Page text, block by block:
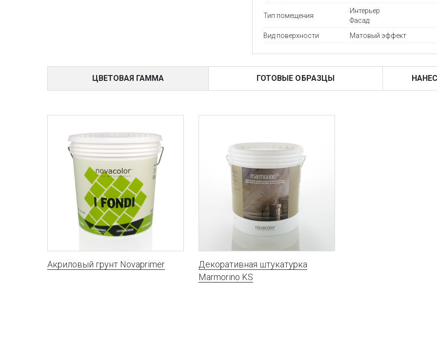
Тип помещения
Интерьер
Фасад
Вид поверхности
Матовый эффект
ЦВЕТОВАЯ ГАММА ГОТОВЫЕ ОБРАЗЦЫ
Акриловый грунт Novaprimer
Декоративная штукатурка
Marmorino KS